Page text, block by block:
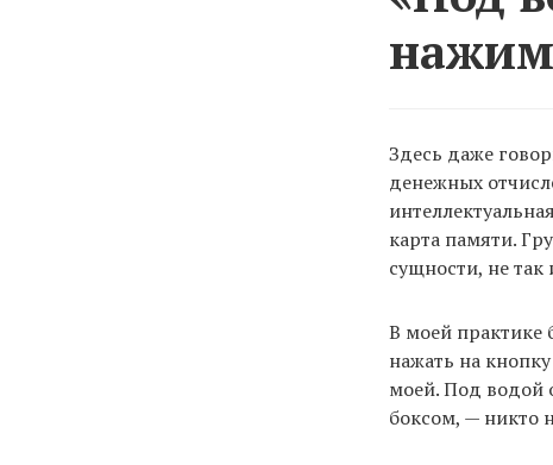
Здесь даже
денежных
карта памяти.
сущности, не так
В моей практике
нажать на
моей. Под водой
боксом, — никто